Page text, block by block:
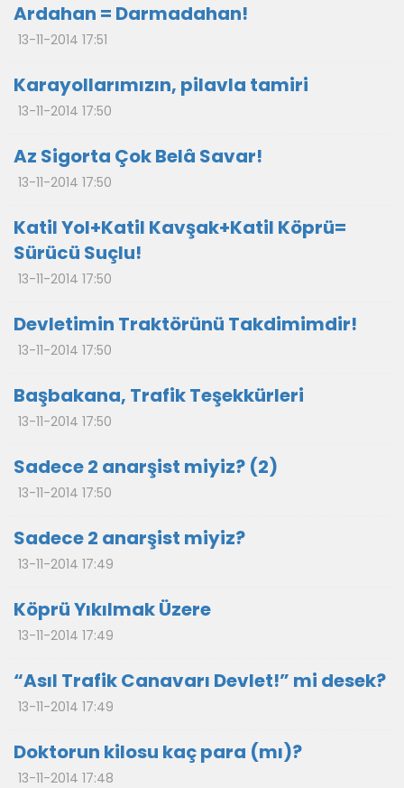
Ardahan = Darmadahan!
13-11-2014 17:51
Karayollarımızın, pilavla tamiri
13-11-2014 17:50
Az Sigorta Çok Belâ Savar!
13-11-2014 17:50
Katil Yol+Katil Kavşak+Katil Köprü=
Sürücü Suçlu!
13-11-2014 17:50
Devletimin Traktörünü Takdimimdir!
13-11-2014 17:50
Başbakana, Trafik Teşekkürleri
13-11-2014 17:50
Sadece 2 anarşist miyiz? (2)
13-11-2014 17:50
Sadece 2 anarşist miyiz?
13-11-2014 17:49
Köprü Yıkılmak Üzere
13-11-2014 17:49
“Asıl Trafik Canavarı Devlet!” mi desek?
13-11-2014 17:49
Doktorun kilosu kaç para (mı)?
13-11-2014 17:48